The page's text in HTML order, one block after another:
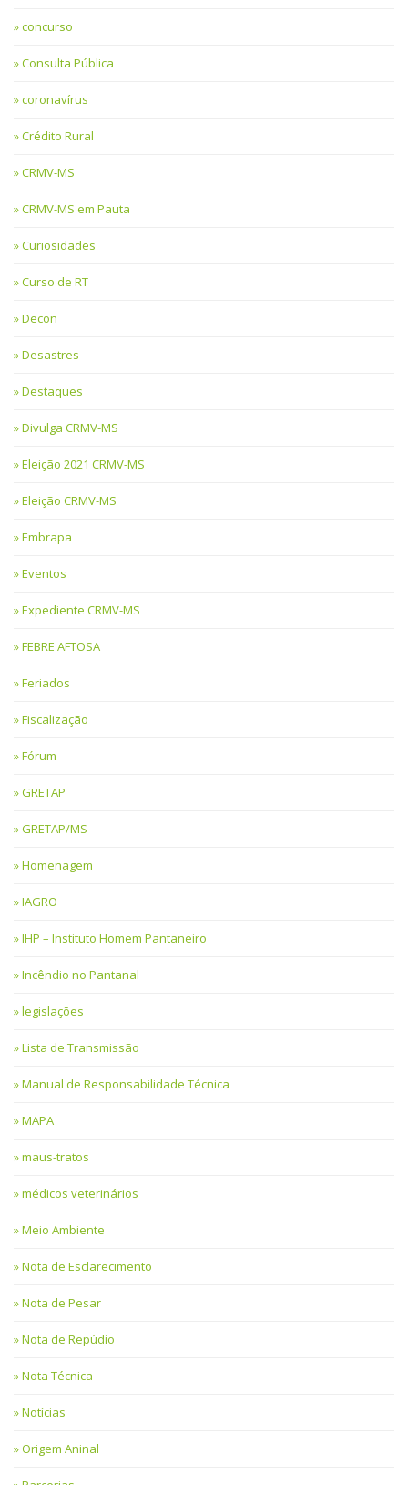
concurso
Consulta Pública
coronavírus
Crédito Rural
CRMV-MS
CRMV-MS em Pauta
Curiosidades
Curso de RT
Decon
Desastres
Destaques
Divulga CRMV-MS
Eleição 2021 CRMV-MS
Eleição CRMV-MS
Embrapa
Eventos
Expediente CRMV-MS
FEBRE AFTOSA
Feriados
Fiscalização
Fórum
GRETAP
GRETAP/MS
Homenagem
IAGRO
IHP – Instituto Homem Pantaneiro
Incêndio no Pantanal
legislações
Lista de Transmissão
Manual de Responsabilidade Técnica
MAPA
maus-tratos
médicos veterinários
Meio Ambiente
Nota de Esclarecimento
Nota de Pesar
Nota de Repúdio
Nota Técnica
Notícias
Origem Aninal